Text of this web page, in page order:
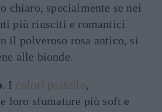
chiaro, specialmente se nei
più riusciti e romantici
il polveroso rosa antico, si
alle bionde.
. I colori pastello,
loro sfumature più soft e